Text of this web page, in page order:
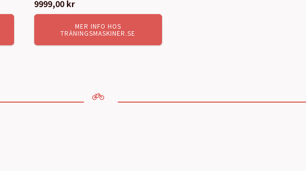
9999,00 kr
MER INFO HOS
TRÄNINGSMASKINER.SE